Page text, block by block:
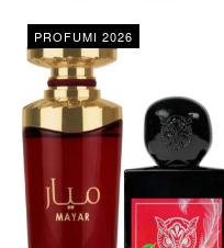
PROFUMI 2026